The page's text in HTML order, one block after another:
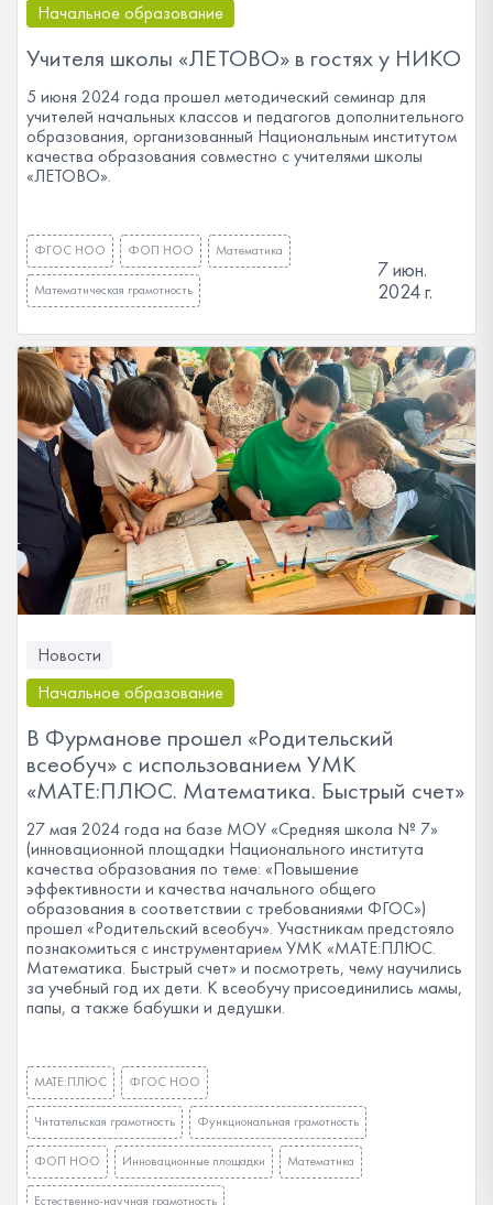
Начальное образование
Учителя школы «ЛЕТОВО» в гостях у НИКО
5 июня 2024 года прошел методический семинар для
учителей начальных классов и педагогов дополнительного
образования, организованный Национальным институтом
качества образования совместно с учителями школы
«ЛЕТОВО».
ФГОС НОО ФОП НОО Математика
Математическая грамотность
7 июн.
2024 г.
Новости
Начальное образование
В Фурманове прошел «Родительский
всеобуч» с использованием УМК
«МАТЕ:ПЛЮС. Математика. Быстрый счет»
27 мая 2024 года на базе МОУ «Средняя школа № 7»
(инновационной площадки Национального института
качества образования по теме: «Повышение
эффективности и качества начального общего
образования в соответствии с требованиями ФГОС»)
прошел «Родительский всеобуч». Участникам предстояло
познакомиться с инструментарием УМК «МАТЕ:ПЛЮС.
Математика. Быстрый счет» и посмотреть, чему научились
за учебный год их дети. К всеобучу присоединились мамы,
папы, а также бабушки и дедушки.
МАТЕ:ПЛЮС ФГОС НОО
Читательская грамотность Функциональная грамотность
ФОП НОО Инновационные площадки Математика
Естественно-научная грамотность